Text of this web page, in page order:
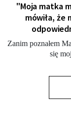
"Moja matka
mówiła, że
Zanim poznałem
się